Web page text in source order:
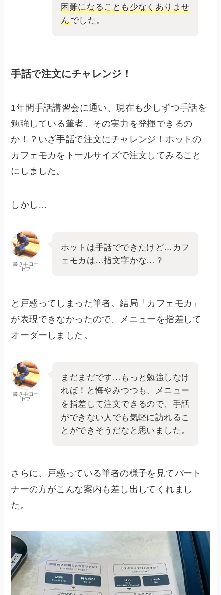
困難になることも少なくありませ
んでした。
手話で注文にチャレンジ！
1年間手話講習会に通い、現在も少しずつ手話を
勉強している筆者。その実力を発揮できるの
か！？いざ手話で注文にチャレンジ！ホットの
カフェモカをトールサイズで注文してみること
にしました。
しかし…
書き手ヨー
ゼフ
ホットは手話でできたけど…カフ
ェモカは…指文字かな…？
と戸惑ってしまった筆者。結局「カフェモカ」
が表現できなかったので、メニューを指差して
オーダーしました。
書き手ヨー
ゼフ
まだまだです…もっと勉強しなけ
れば！と悔やみつつも、メニュー
を指差して注文できるので、手話
ができない人でも気軽に訪れるこ
とができそうだなと思いました。
さらに、戸惑っている筆者の様子を見てパート
ナーの方がこんな案内も差し出してくれまし
た。